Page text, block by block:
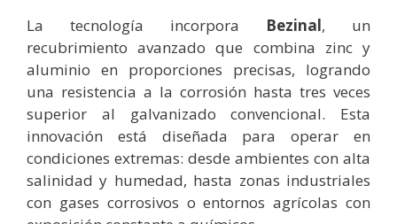
La tecnología incorpora Bezinal, un
recubrimiento avanzado que combina zinc y
aluminio en proporciones precisas, logrando
una resistencia a la corrosión hasta tres veces
superior al galvanizado convencional. Esta
innovación está diseñada para operar en
condiciones extremas: desde ambientes con alta
salinidad y humedad, hasta zonas industriales
con gases corrosivos o entornos agrícolas con